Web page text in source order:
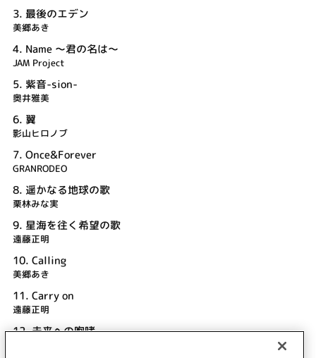
3. 最後のエデン
美郷あき
4. Name ～君の名は～
JAM Project
5. 紫音-sion-
奥井雅美
6. 翼
影山ヒロノブ
7. Once&Forever
GRANRODEO
8. 遥かなる地球の歌
栗林みな実
9. 星海を往く希望の歌
遠藤正明
10. Calling
美郷あき
11. Carry on
遠藤正明
12.未来への咆哮